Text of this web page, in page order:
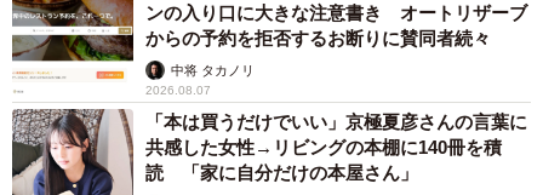
ンの入り口に大きな注意書き オートリザーブ
からの予約を拒否するお断りに賛同者続々
中将 タカノリ
2026.08.07
「本は買うだけでいい」京極夏彦さんの言葉に
共感した女性→リビングの本棚に140冊を積
読 「家に自分だけの本屋さん」